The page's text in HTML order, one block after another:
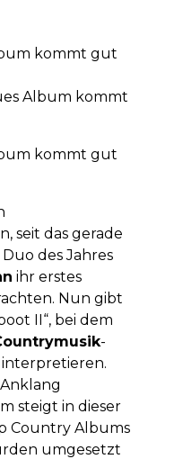
kommt gut
Album kommt
kommt gut
seit das gerade
des Jahres
ihr erstes
Nun gibt
II“, bei dem
-
interpretieren.
steigt in dieser
Country Albums
umgesetzt